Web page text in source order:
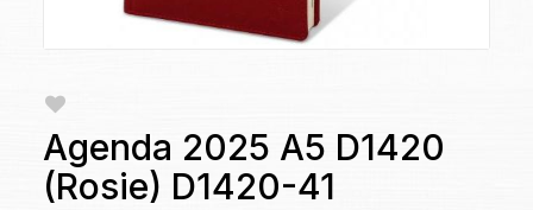
Agenda 2025 A5 D1420
(Rosie) D1420-41